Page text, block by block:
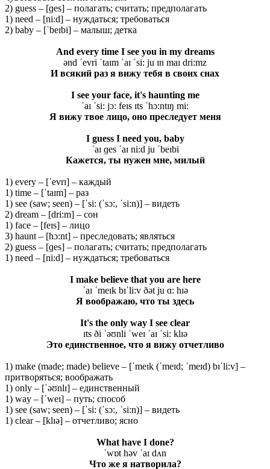
2) guess – [ɡes] – полагать; считать; предполагать
1) need – [ni:d] – нуждаться; требоваться
2) baby – [ˈbeɪbi] – малыш; детка
And every time I see you in my dreams
ənd ˈevri ˈtaɪm ˈaɪ ˈsi: ju ɪn maɪ dri:mz
И всякий раз я вижу тебя в своих снах
I see your face, it's haunting me
ˈaɪ ˈsi: jɔ: feɪs ɪts ˈhɔ:ntɪŋ mi:
Я вижу твое лицо, оно преследует меня
I guess I need you, baby
ˈaɪ ɡes ˈaɪ ni:d ju ˈbeɪbi
Кажется, ты нужен мне, милый
1) every – [ˈevrɪ] – каждый
1) time – [ˈtaɪm] – раз
1) see (saw; seen) – [ˈsi: (ˈsɔ:, ˈsi:n)] – видеть
2) dream – [dri:m] – сон
1) face – [feɪs] – лицо
3) haunt – [hɔ:nt] – преследовать; являться
2) guess – [ɡes] – полагать; считать; предполагать
1) need – [ni:d] – нуждаться; требоваться
I make believe that you are here
ˈaɪ ˈmeɪk bɪˈli:v ðət ju ɑ: hɪə
Я воображаю, что ты здесь
It's the only way I see clear
ɪts ði ˈəʊnli ˈweɪ ˈaɪ ˈsi: klɪə
Это единственное, что я вижу отчетливо
1) make (made; made) believe – [ˈmeɪk (ˈmeɪd; ˈmeɪd) bɪˈli:v] –
притворяться; воображать
1) only – [ˈəʊnlɪ] – единственный
1) way – [ˈweɪ] – путь; способ
1) see (saw; seen) – [ˈsi: (ˈsɔ:, ˈsi:n)] – видеть
1) clear – [klɪə] – отчетливо; ясно
What have I done?
ˈwɒt həv ˈaɪ dʌn
Что же я натворила?